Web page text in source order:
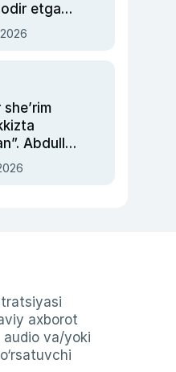
etgan
o‘qildi
Abdulla
axborot
va/yoki